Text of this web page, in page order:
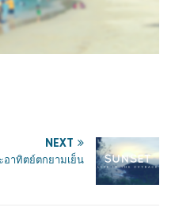
NEXT
อาทิตย์ตกยามเย็น